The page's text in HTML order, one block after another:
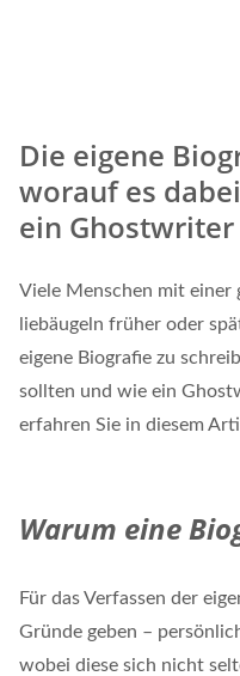
Die eigene
worauf es
ein
Viele Menschen mit einer
liebäugeln früher oder
eigene Biografie zu
sollten und wie ein
erfahren Sie in diesem
Warum eine
Für das Verfassen der
Gründe geben –
wobei diese sich nicht